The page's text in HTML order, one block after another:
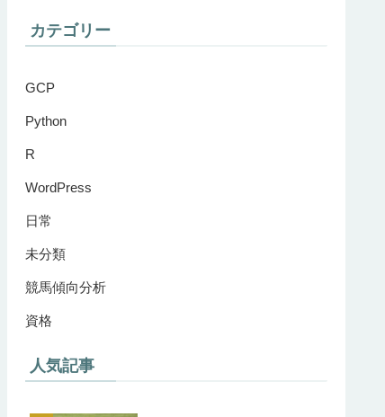
カテゴリー
GCP
Python
R
WordPress
日常
未分類
競馬傾向分析
資格
人気記事